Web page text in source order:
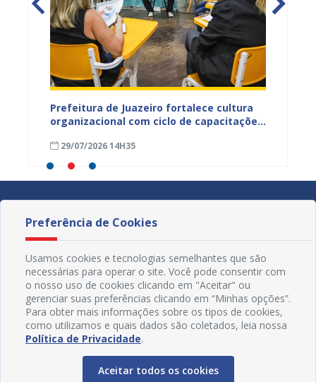
Prefeitura de Juazeiro fortalece cultura
organizacional com ciclo de capacitações
29/07/2026 14H35
Preferência de Cookies
Usamos cookies e tecnologias semelhantes que são
necessárias para operar o site. Você pode consentir com
o nosso uso de cookies clicando em "Aceitar" ou
gerenciar suas preferências clicando em “Minhas opções”.
Para obter mais informações sobre os tipos de cookies,
como utilizamos e quais dados são coletados, leia nossa
Política de Privacidade.
Aceitar todos os cookies